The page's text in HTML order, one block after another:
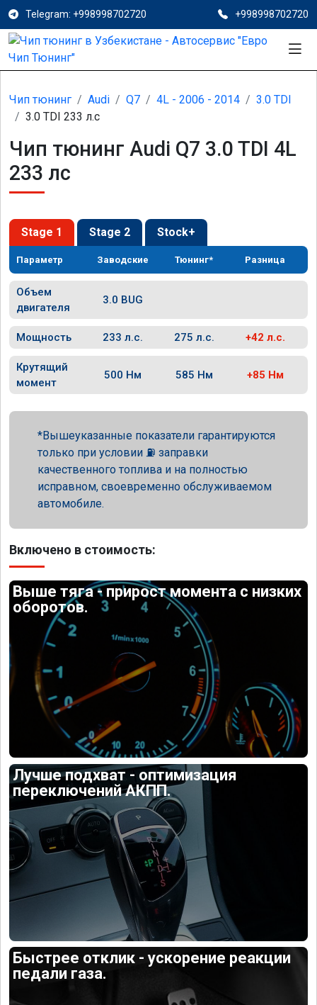
Telegram: +998998702720 +998998702720
Чип тюнинг Audi Q7 4L - 2006 - 2014
3.0 TDI
3.0 TDI 233 л.с
Чип тюнинг Audi Q7 3.0 TDI 4L
233 лс
Stage 1 Stage 2 Stock+
Параметр Заводские Тюнинг* Разница
Объем
двигателя
3.0 BUG
Мощность 233 л.с. 275 л.с. +42 л.с.
Крутящий
момент
500 Нм 585 Нм +85 Нм
Вышеуказанные показатели гарантируются
только при условии ⛽ заправки
качественного топлива и на полностью
исправном, своевременно обслуживаемом
автомобиле.
Включено в стоимость:
Выше тяга - прирост момента с низких
оборотов.
Лучше подхват - оптимизация
переключений АКПП.
Быстрее отклик - ускорение реакции
педали газа.